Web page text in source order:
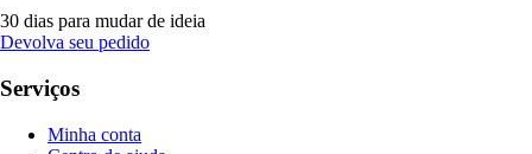
30 dias para mudar de ideia
Devolva seu pedido
Serviços
Minha conta